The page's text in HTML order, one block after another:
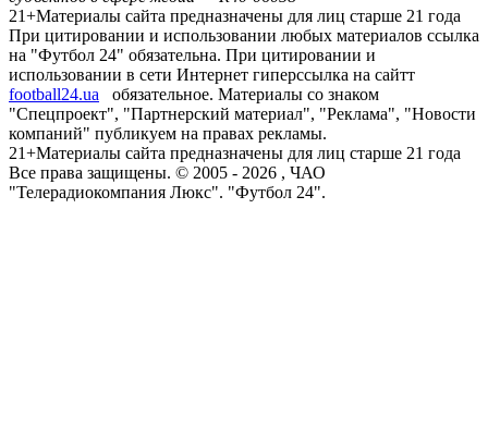
21+Материалы сайта предназначены для лиц старше 21 года
При цитировании и использовании любых материалов ссылка
на "Футбол 24" обязательна. При цитировании и
использовании в сети Интернет гиперссылка на сайтт
football24.ua
обязательное. Материалы со знаком
"Спецпроект", "Партнерский материал", "Реклама", "Новости
компаний" публикуем на правах рекламы.
21+Материалы сайта предназначены для лиц старше 21 года
Все права защищены. © 2005 - 2026 , ЧАО
"Телерадиокомпания Люкс". "Футбол 24".